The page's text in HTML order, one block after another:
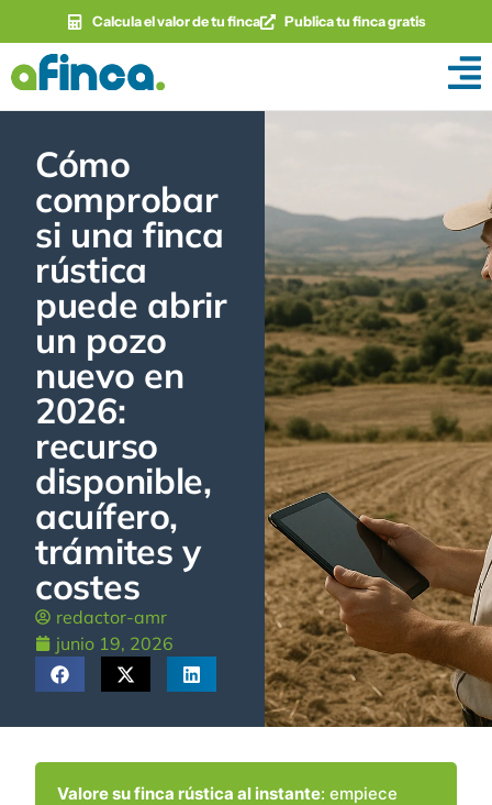
Calcula el valor de tu finca Publica tu finca gratis
Cómo
comprobar
si una finca
rústica
puede abrir
un pozo
nuevo en
2026:
recurso
disponible,
acuífero,
trámites y
costes
redactor-amr
junio 19, 2026
Valore su finca rústica al instante: empiece